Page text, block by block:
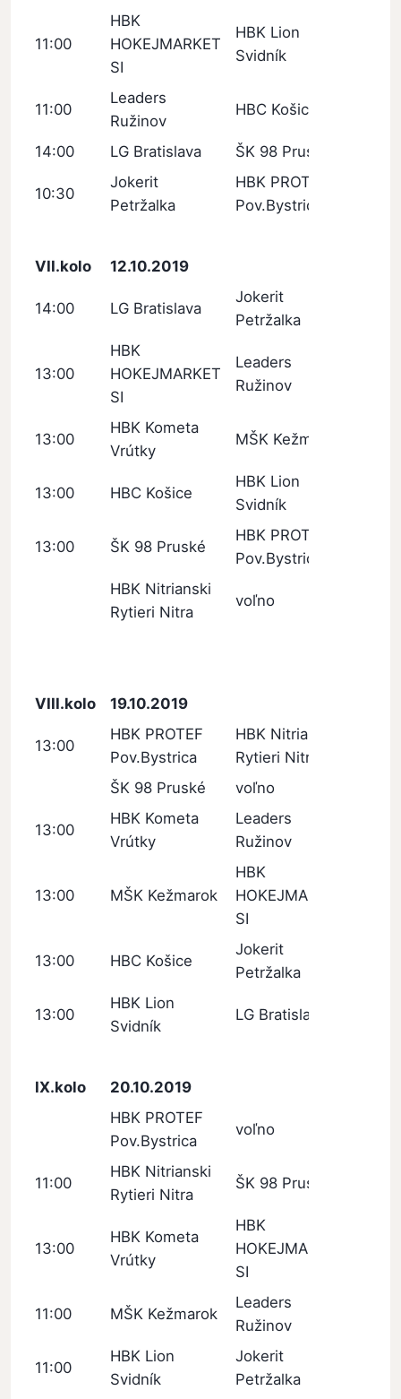
11:00
HBK
HOKEJMARKET
SI
HBK Lion
Svidník
11:00
Leaders
Ružinov
HBC Košice
14:00 LG Bratislava ŠK 98 Pruské
10:30
Jokerit
Petržalka
HBK PROTEF
Pov.Bystrica
VII.kolo 12.10.2019
14:00 LG Bratislava
Jokerit
Petržalka
13:00
HBK
HOKEJMARKET
SI
Leaders
Ružinov
13:00
HBK Kometa
Vrútky
MŠK Kežmarok
13:00 HBC Košice
HBK Lion
Svidník
13:00 ŠK 98 Pruské
HBK PROTEF
Pov.Bystrica
HBK Nitrianski
Rytieri Nitra
voľno
VIII.kolo 19.10.2019
13:00
HBK PROTEF
Pov.Bystrica
HBK Nitrianski
Rytieri Nitra
ŠK 98 Pruské
voľno
13:00
HBK Kometa
Vrútky
Leaders
Ružinov
13:00 MŠK Kežmarok
HBK
HOKEJMARKET
SI
13:00 HBC Košice
Jokerit
Petržalka
13:00
HBK Lion
Svidník
LG Bratislava
IX.kolo
20.10.2019
HBK PROTEF
Pov.Bystrica
voľno
11:00
HBK Nitrianski
Rytieri Nitra
ŠK 98 Pruské
13:00
HBK Kometa
Vrútky
HBK
HOKEJMARKET
SI
11:00 MŠK Kežmarok
Leaders
Ružinov
11:00
HBK Lion
Svidník
Jokerit
Petržalka